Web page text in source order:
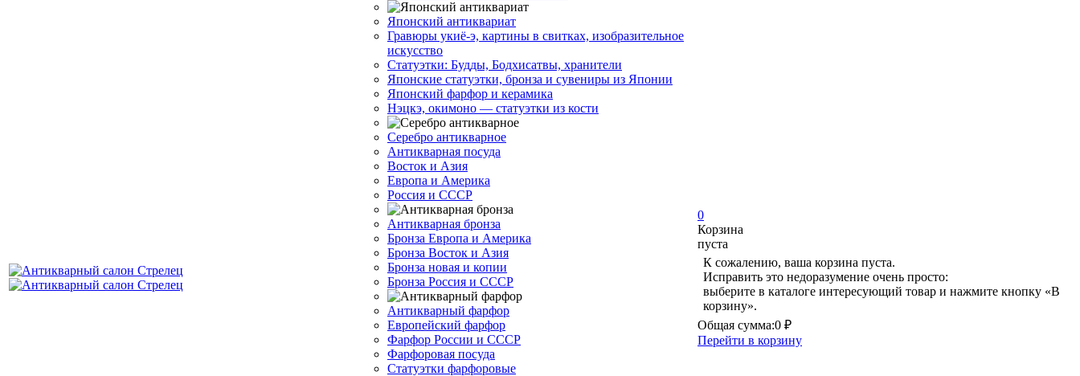
Японский антиквариат
Гравюры укиё-э, картины в свитках, изобразительное
искусство
Статуэтки: Будды, Бодхисатвы, хранители
Японские статуэтки, бронза и сувениры из Японии
Японский фарфор и керамика
Нэцкэ, окимоно — статуэтки из кости
Серебро антикварное
Антикварная посуда
Восток и Азия
Европа и Америка
Россия и СССР
Антикварная бронза
Бронза Европа и Америка
Бронза Восток и Азия
Бронза новая и копии
Бронза Россия и СССР
Антикварный фарфор
Европейский фарфор
Фарфор России и СССР
Фарфоровая посуда
Статуэтки фарфоровые
0
Корзина
пуста
К сожалению, ваша корзина пуста.
Исправить это недоразумение очень просто:
выберите в каталоге интересующий товар и нажмите кнопку «В
корзину».
Общая сумма:0 ₽
Перейти в корзину